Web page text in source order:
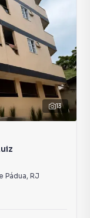
13
Pádua, RJ